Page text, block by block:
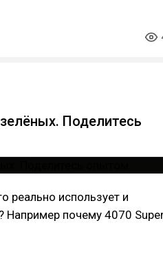
зелёных. Поделитесь
реально использует и
Например почему 4070